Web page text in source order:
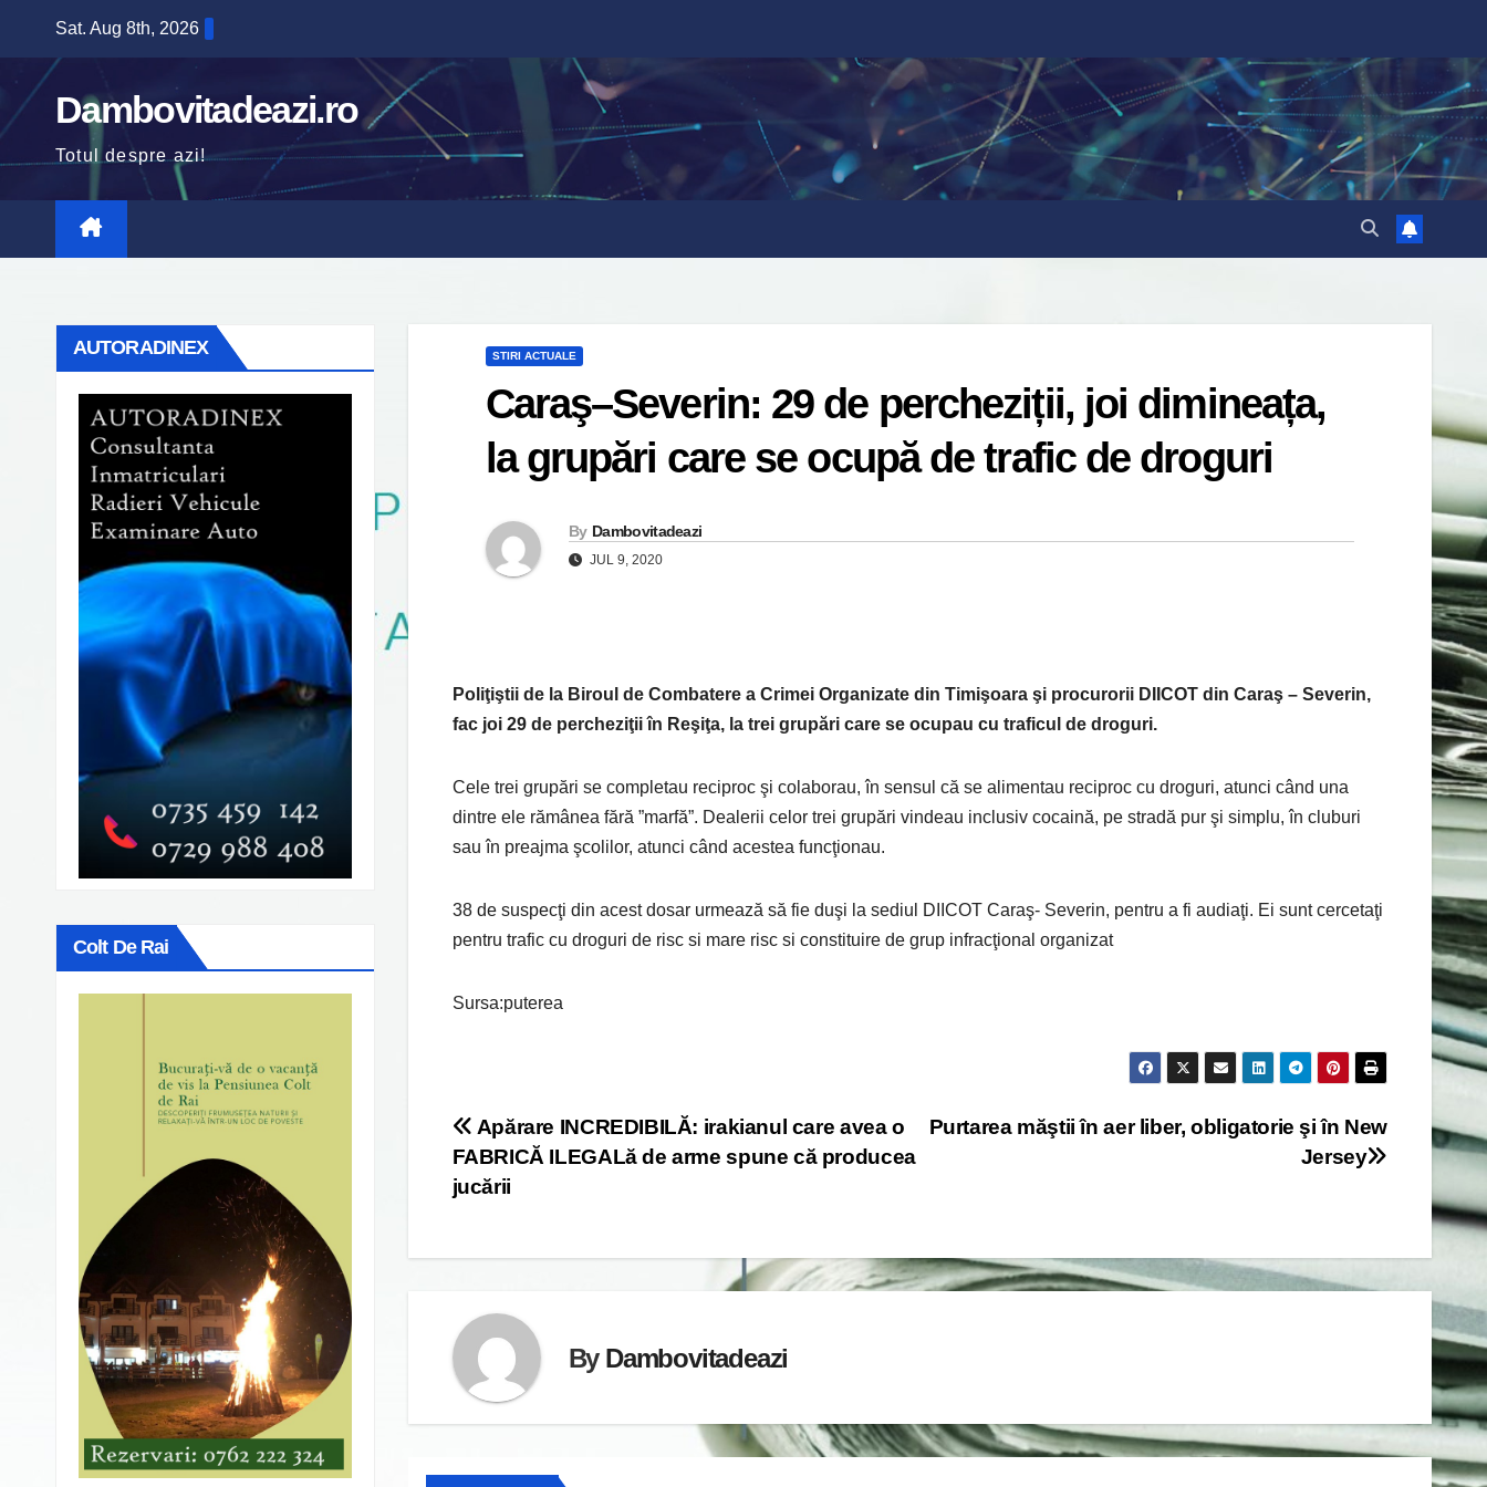
content
Sat. Aug 8th, 2026
Dambovitadeazi.ro
Totul despre azi!
AUTORADINEX
Colt De Rai
STIRI ACTUALE
Caraş–Severin: 29 de percheziții, joi dimineața,
la grupări care se ocupă de trafic de droguri
By Dambovitadeazi
JUL 9, 2020
Poliţiştii de la Biroul de Combatere a Crimei Organizate din Timişoara şi procurorii DIICOT din Caraş – Severin,
fac joi 29 de percheziţii în Reşiţa, la trei grupări care se ocupau cu traficul de droguri.
Cele trei grupări se completau reciproc şi colaborau, în sensul că se alimentau reciproc cu droguri, atunci când una
dintre ele rămânea fără ”marfă”. Dealerii celor trei grupări vindeau inclusiv cocaină, pe stradă pur şi simplu, în cluburi
sau în preajma şcolilor, atunci când acestea funcţionau.
38 de suspecţi din acest dosar urmează să fie duşi la sediul DIICOT Caraş- Severin, pentru a fi audiaţi. Ei sunt cercetaţi
pentru trafic cu droguri de risc si mare risc si constituire de grup infracţional organizat
Sursa:puterea
Post
navigation
Purtarea măştii în aer liber, obligatorie şi în New
Jersey
Apărare INCREDIBILĂ: irakianul care avea o
FABRICĂ ILEGALă de arme spune că producea
jucării
By Dambovitadeazi